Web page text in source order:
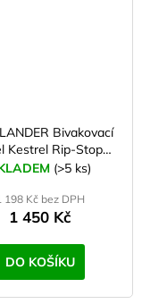
Bivakovací
Kestrel Rip-Stop
Olive (>5 ks)
198 Kč bez DPH
1 450 Kč
DO KOŠÍKU